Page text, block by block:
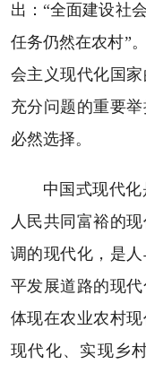
出：“全面建设社
任务仍然在农村”
会主义现代化国
充分问题的重要
必然选择。
中国式现代
人民共同富裕的
调的现代化，是
平发展道路的现
体现在农业农村
现代化、实现乡